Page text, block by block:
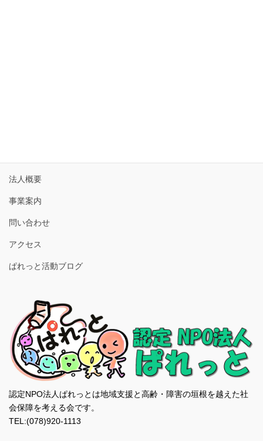
法人概要
事業案内
問い合わせ
アクセス
ぱれっと活動ブログ
認定NPO法人ぱれっとは地域支援と高齢・障害の垣根を越えた社
会保障を考える会です。
TEL:(078)920-1113